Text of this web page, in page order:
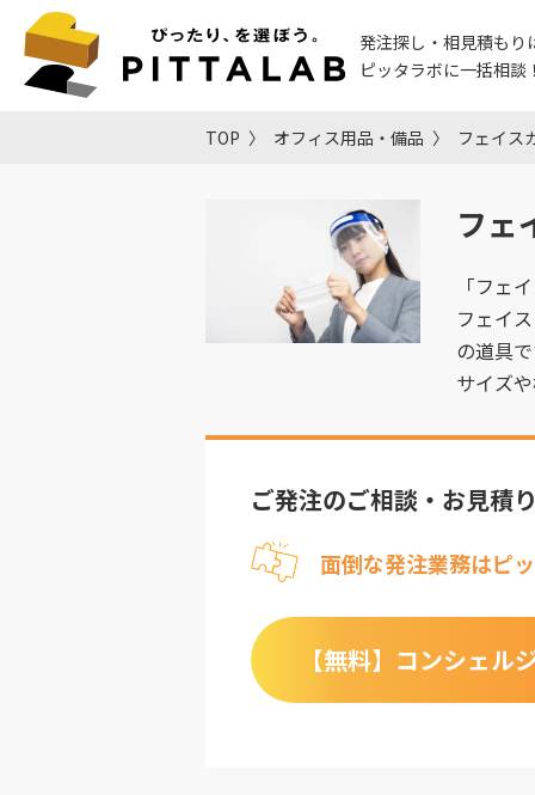
発注探し・相見積もり
ピッタラボに一括相談
TOP オフィス用品・備品 フェイス
フェ
「フェ
フェイ
の道具
サイズ
ご発注のご相談・お見積
面倒な発注業務はピ
【無料】 コンシェル